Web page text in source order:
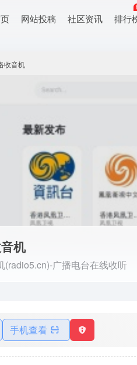
网站投稿 社区资讯 排行
收音机
机
(radio5.cn)-广播电台在线收听
手机查看